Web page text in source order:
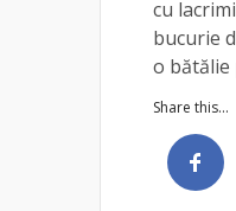
cu
bucurie
o bătălie
Share this...